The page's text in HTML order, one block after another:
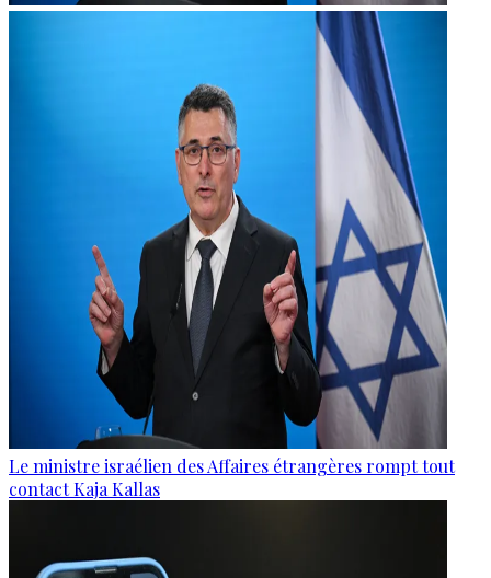
Le ministre israélien des Affaires étrangères rompt tout
contact Kaja Kallas